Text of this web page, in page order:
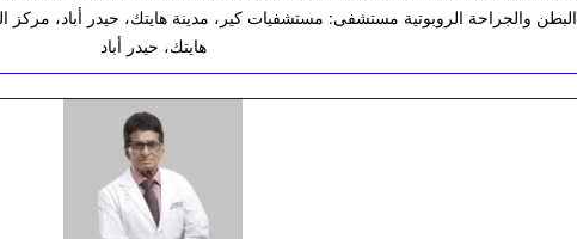
البطن والجراحة الروبوتية مستشفى: مستشفيات كير، مدينة هايتك، حيدر أباد، مركز
هايتك، حيدر أباد